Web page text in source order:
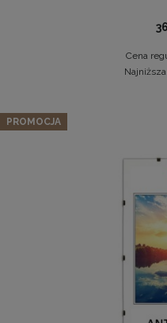
DO
Zestaw 5 szt. ramek na
Cena
Najniższa
DO
Cena
PROMOCJA